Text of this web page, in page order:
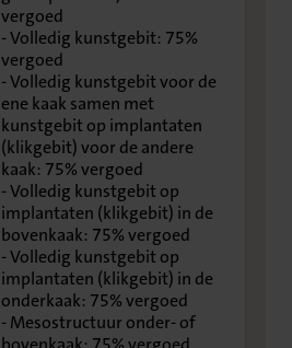
vergoed
- Volledig kunstgebit: 75%
vergoed
- Volledig kunstgebit voor de
ene kaak samen met
kunstgebit op implantaten
(klikgebit) voor de andere
kaak: 75% vergoed
- Volledig kunstgebit op
implantaten (klikgebit) in de
bovenkaak: 75% vergoed
- Volledig kunstgebit op
implantaten (klikgebit) in de
onderkaak: 75% vergoed
- Mesostructuur onder- of